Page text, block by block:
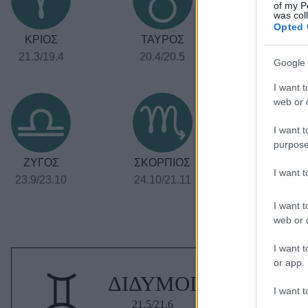
of my
was
Opted
Google
I want
web or
I want
I want
I want
web or
I want
or app.
I want
ΚΡΙΟΣ
21.3/19.4
ΤΑΥΡΟΣ
20.4/20.5
21.5/21.6
ΖΥΓΟΣ
23.9/23.10
ΣΚΟΡΠΙΟΣ
24.10/21.11
22.11/
ΔΙΔΥΜΟΙ
21.5/21.6